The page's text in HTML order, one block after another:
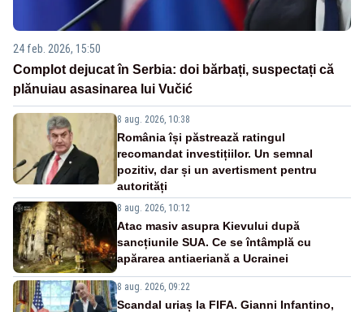
24 feb. 2026, 15:50
Complot dejucat în Serbia: doi bărbați, suspectați că
plănuiau asasinarea lui Vučić
8 aug. 2026, 10:38
România își păstrează ratingul
recomandat investițiilor. Un semnal
pozitiv, dar și un avertisment pentru
autorități
8 aug. 2026, 10:12
Atac masiv asupra Kievului după
sancțiunile SUA. Ce se întâmplă cu
apărarea antiaeriană a Ucrainei
8 aug. 2026, 09:22
Scandal uriaș la FIFA. Gianni Infantino,